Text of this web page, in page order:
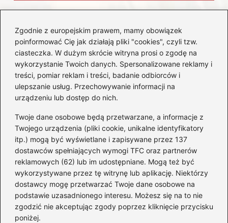
Zgodnie z europejskim prawem, mamy obowiązek
poinformować Cię jak działają pliki "cookies", czyli tzw.
ciasteczka. W dużym skrócie witryna prosi o zgodę na
wykorzystanie Twoich danych. Spersonalizowane reklamy i
treści, pomiar reklam i treści, badanie odbiorców i
ulepszanie usług. Przechowywanie informacji na
urządzeniu lub dostęp do nich.
Twoje dane osobowe będą przetwarzane, a informacje z
Twojego urządzenia (pliki cookie, unikalne identyfikatory
itp.) mogą być wyświetlane i zapisywane przez 137
dostawców spełniających wymogi TFC oraz partnerów
reklamowych (62) lub im udostępniane. Mogą też być
wykorzystywane przez tę witrynę lub aplikację. Niektórzy
dostawcy mogę przetwarzać Twoje dane osobowe na
podstawie uzasadnionego interesu. Możesz się na to nie
zgodzić nie akceptując zgody poprzez kliknięcie przycisku
poniżej.
Odkryj przyczyny i
rozwiązania dla Twojego
silnika
Kategorie
Akumulatory (85)
Benzyna i Diesel (80)
Motocykle(50)
Opony(77)
Prawo jazdy(65)
Quady(2)
Samochody(242)
Silniki(86)